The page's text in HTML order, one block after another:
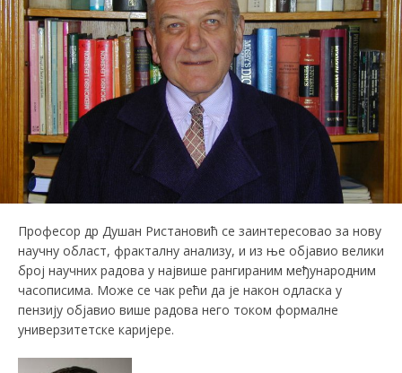
Професор др Душан Ристановић се заинтересовао за нову
научну област, фракталну анализу, и из ње објавио велики
број научних радова у највише рангираним међународним
часописима. Може се чак рећи да је након одласка у
пензију објавио више радова него током формалне
универзитетске каријере.